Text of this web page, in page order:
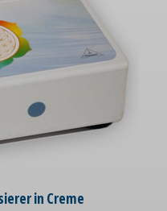
in Creme